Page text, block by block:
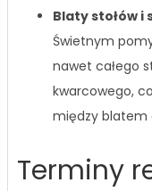
Blaty stołów i
Świetnym
nawet całego
kwarcowego,
między blatem
Terminy